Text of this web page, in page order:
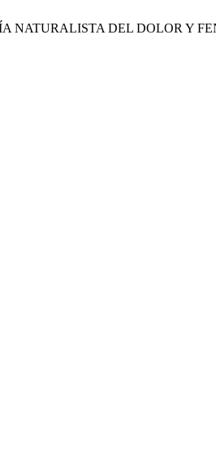
NATURALISTA DEL DOLOR Y